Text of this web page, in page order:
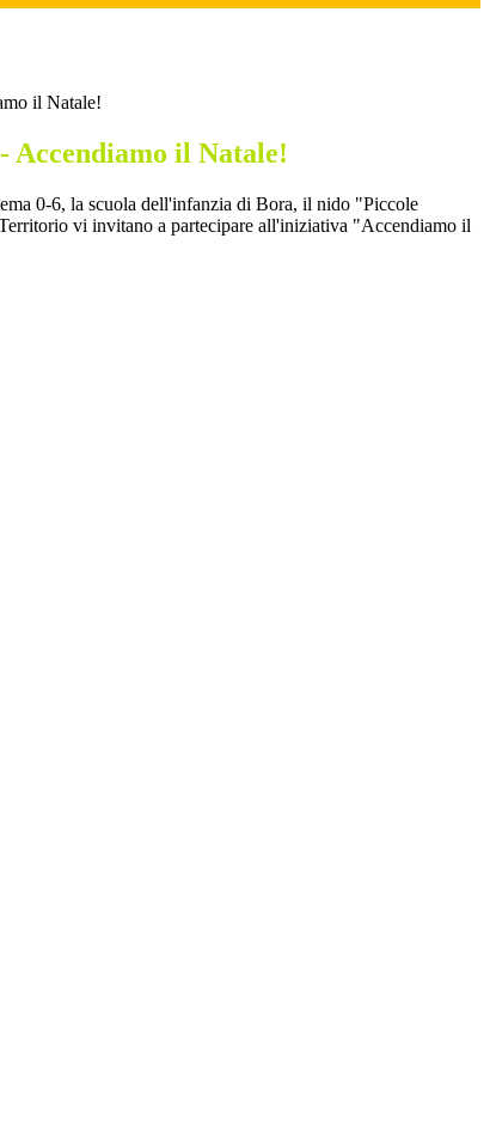
il Natale!
Accendiamo il Natale!
0-6, la scuola dell'infanzia di Bora, il nido "Piccole
vi invitano a partecipare all'iniziativa "Accendiamo il